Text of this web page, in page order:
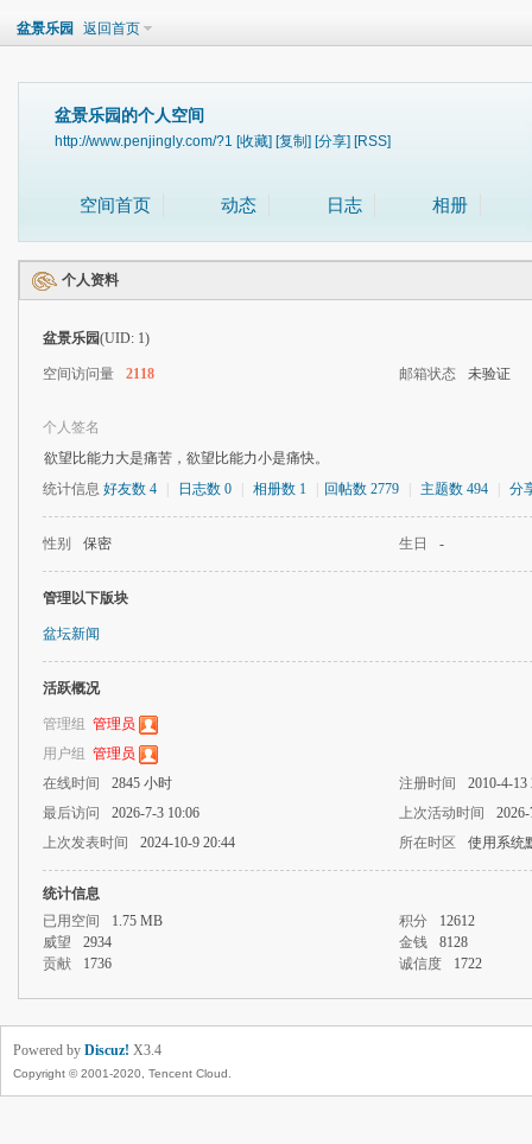
盆景乐园 返回首页
盆景乐园的个人空间
http://www.penjingly.com/?1 [收藏] [复制] [分享] [RSS]
空间首页 动态 日志 相册
个人资料
盆景乐园(UID: 1)
空间访问量 2118 邮箱状态 未验证
个人签名
欲望比能力大是痛苦，欲望比能力小是痛快。
统计信息 好友数 4 日志数 0 相册数 1 回帖数 2779 主题数 494 分
性别 保密 生日 -
管理以下版块
盆坛新闻
活跃概况
管理组 管理员
用户组 管理员
在线时间
2845 小时 注册时间
2010-4-13
最后访问
2026-7-3 10:06 上次活动时间
上次发表时间
2024-10-9 20:44 所在时区 使用系统
统计信息
已用空间
1.75 MB 积分
12612
威望
2934 金钱
8128
贡献
1736 诚信度 1722
Powered by Discuz! X3.4
Copyright © 2001-2020, Tencent Cloud.